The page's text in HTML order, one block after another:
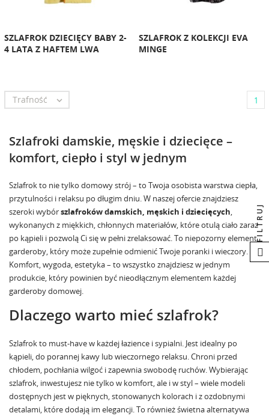
SZLAFROK DZIECIĘCY BABY 2-
4 LATA Z HAFTEM LWA
SZLAFROK Z KOLEKCJI EVA
MINGE
Trafność  1
Szlafroki damskie, męskie i dziecięce –
komfort, ciepło i styl w jednym
Szlafrok to nie tylko domowy strój – to Twoja osobista warstwa ciepła,
przytulności i relaksu po długim dniu. W naszej ofercie znajdziesz
szeroki wybórszlafroków damskich, męskich i dziecięcych,
wykonanych z miękkich, chłonnych materiałów, które otulą ciało zaraz
po kąpieli i pozwolą Ci się w pełni zrelaksować. To niepozorny element
garderoby, który może zupełnie odmienić Twoje poranki i wieczory.
Komfort, wygoda, estetyka – to wszystko znajdziesz w jednym
produkcie, który powinien być nieodłącznym elementem każdej
garderoby domowej.
Dlaczego warto mieć szlafrok?
Szlafrok to must-have w każdej łazience i sypialni. Jest idealny po
kąpieli, do porannej kawy lub wieczornego relaksu. Chroni przed
chłodem, pochłania wilgoć i zapewnia swobodę ruchów. Wybierając
szlafrok, inwestujesz nie tylko w komfort, ale i w styl – wiele modeli
dostępnych jest w pięknych, stonowanych kolorach i z ozdobnymi
detalami, które dodają im elegancji. To również świetna alternatywa
FILTRUJ